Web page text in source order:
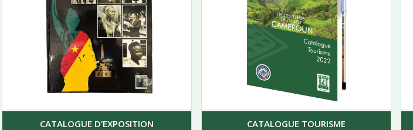
CATALOGUE D’EXPOSITION CATALOGUE TOURISME